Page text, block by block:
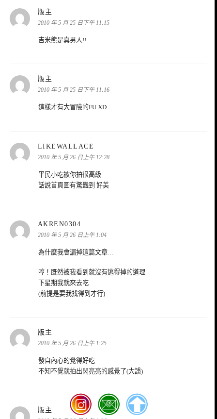
版主
示:
2010 年 5 月 25 日下午 11:15
吉米熊是真男人!!
版主
示:
2010 年 5 月 25 日下午 11:16
這樣才有大冒險的FU XD
LIKEWALLACE
示:
2010 年 5 月 26 日上午 12:28
平民小吃被你拍很高級
話說首頁圖有驚豔到 好美
AKREN0304
示:
2010 年 5 月 26 日上午 1:04
為什麼我會漏掉這篇文章…
哼！既然被我看到就沒有逃得掉的道理
下星期我就來去吃
(前提是要我找得到才行)
版主
示:
2010 年 5 月 26 日上午 1:25
發自內心的覺得好吃
不知不覺就拍出閃亮亮的感覺了(大誤)
版主